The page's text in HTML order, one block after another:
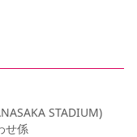
STADIUM)
せ係